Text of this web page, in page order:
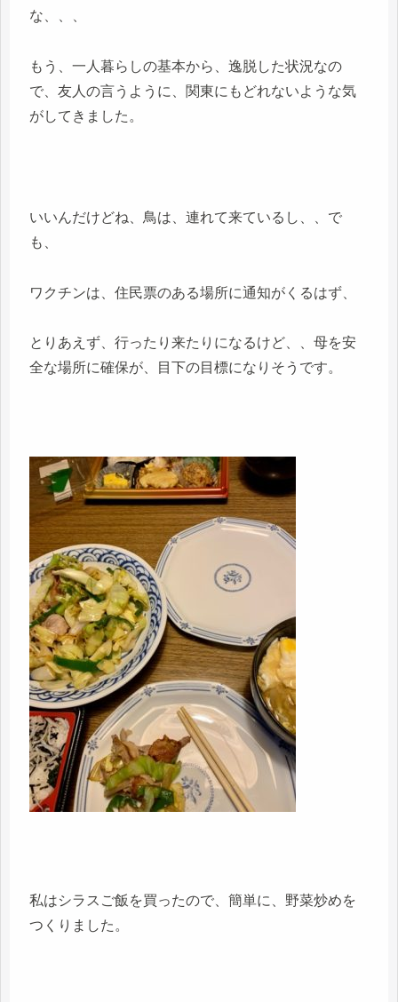
な、、、
もう、一人暮らしの基本から、逸脱した状況なの
で、友人の言うように、関東にもどれないような気
がしてきました。
いいんだけどね、鳥は、連れて来ているし、、で
も、
ワクチンは、住民票のある場所に通知がくるはず、
とりあえず、行ったり来たりになるけど、、母を安
全な場所に確保が、目下の目標になりそうです。
私はシラスご飯を買ったので、簡単に、野菜炒めを
つくりました。